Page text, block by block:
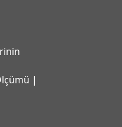
|